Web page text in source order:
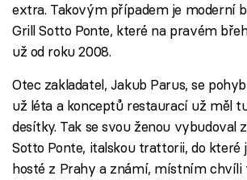
extra. Takovým případem je moderní
Grill Sotto Ponte, které na pravém
už od roku 2008.
Otec zakladatel, Jakub Parus, se
už léta a konceptů restaurací už měl
desítky. Tak se svou ženou vybudoval
Sotto Ponte, italskou trattorii, do které
hosté z Prahy a známí, místním chvíli